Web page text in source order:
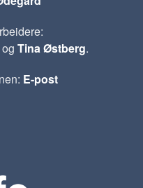
og Tina Østberg.
E-post